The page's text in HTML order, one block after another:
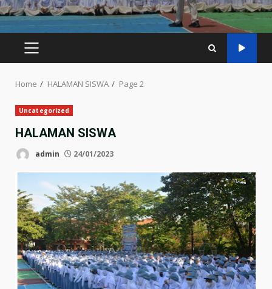
PRIMARY
Home HALAMAN SISWA Page 2
Uncategorized
HALAMAN SISWA
admin 24/01/2023